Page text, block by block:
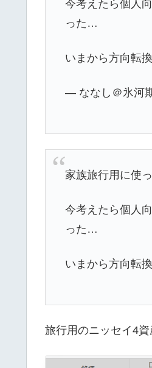
今考えたら個人
った…
いまから方向転
— ななし＠氷河
家族旅行用に使
今考えたら個人
った…
いまから方向転
旅行用のニッセイ4資